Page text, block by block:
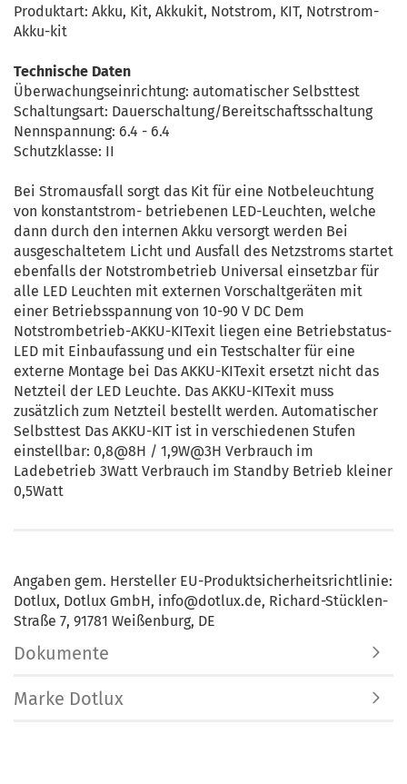
Produktart: Akku, Kit, Akkukit, Notstrom, KIT, Notrstrom-
Akku-kit
Technische Daten
Überwachungseinrichtung: automatischer Selbsttest
Schaltungsart: Dauerschaltung/Bereitschaftsschaltung
Nennspannung: 6.4 - 6.4
Schutzklasse: II
Bei Stromausfall sorgt das Kit für eine Notbeleuchtung
von konstantstrom- betriebenen LED-Leuchten, welche
dann durch den internen Akku versorgt werden Bei
ausgeschaltetem Licht und Ausfall des Netzstroms startet
ebenfalls der Notstrombetrieb Universal einsetzbar für
alle LED Leuchten mit externen Vorschaltgeräten mit
einer Betriebsspannung von 10-90 V DC Dem
Notstrombetrieb-AKKU-KITexit liegen eine Betriebstatus-
LED mit Einbaufassung und ein Testschalter für eine
externe Montage bei Das AKKU-KITexit ersetzt nicht das
Netzteil der LED Leuchte. Das AKKU-KITexit muss
zusätzlich zum Netzteil bestellt werden. Automatischer
Selbsttest Das AKKU-KIT ist in verschiedenen Stufen
einstellbar: 0,8@8H / 1,9W@3H Verbrauch im
Ladebetrieb 3Watt Verbrauch im Standby Betrieb kleiner
0,5Watt
Angaben gem. Hersteller EU-Produktsicherheitsrichtlinie:
Dotlux, Dotlux GmbH, info@dotlux.de, Richard-Stücklen-
Straße 7, 91781 Weißenburg, DE
Dokumente
Marke Dotlux